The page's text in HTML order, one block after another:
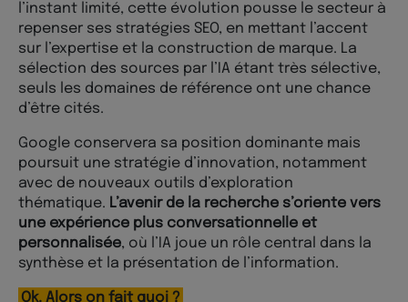
l’instant limité, cette évolution pousse le secteur à
repenser ses stratégies SEO, en mettant l’accent
sur l’expertise et la construction de marque. La
sélection des sources par l’IA étant très sélective,
seuls les domaines de référence ont une chance
d’être cités.
Google conservera sa position dominante mais
poursuit une stratégie d’innovation, notamment
avec de nouveaux outils d’exploration
thématique. L’avenir de la recherche s’oriente vers
une expérience plus conversationnelle et
personnalisée, où l’IA joue un rôle central dans la
synthèse et la présentation de l’information.
Ok. Alors on fait quoi ?